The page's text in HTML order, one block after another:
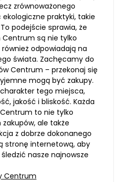
zrównoważonego
praktyki, takie
podejście sprawia, że
Centrum są nie tylko
odpowiadają na
świata. Zachęcamy do
Centrum – przekonaj się
mogą być zakupy.
tego miejsca,
jakość i bliskość. Każda
to nie tylko
ale także
z dobrze dokonanego
stronę internetową, aby
nasze najnowsze
Centrum